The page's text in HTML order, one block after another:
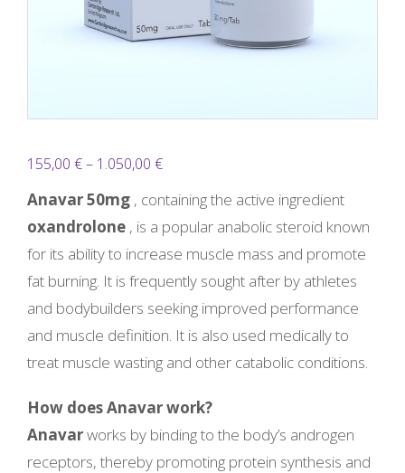
155,00 €– 1.050,00 €Preisspanne:
155,00 €
1.050,00 €
Anavar 50mg , containing the active ingredient
oxandrolone , is a popular anabolic steroid known
for its ability to increase muscle mass and promote
fat burning. It is frequently sought after by athletes
and bodybuilders seeking improved performance
and muscle definition. It is also used medically to
treat muscle wasting and other catabolic conditions.
How does Anavar work?
Anavarworks by binding to the body’s androgen
receptors, thereby promoting protein synthesis and